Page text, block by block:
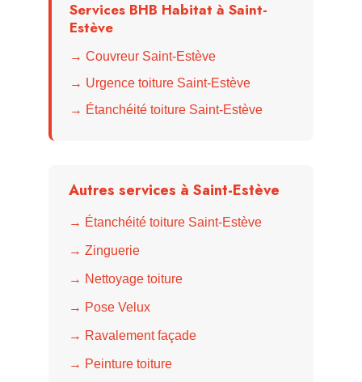
Services BHB Habitat à Saint-
Estève
→ Couvreur Saint-Estève
→ Urgence toiture Saint-Estève
→ Étanchéité toiture Saint-Estève
Autres services à Saint-Estève
→ Étanchéité toiture Saint-Estève
→ Zinguerie
→ Nettoyage toiture
→ Pose Velux
→ Ravalement façade
→ Peinture toiture